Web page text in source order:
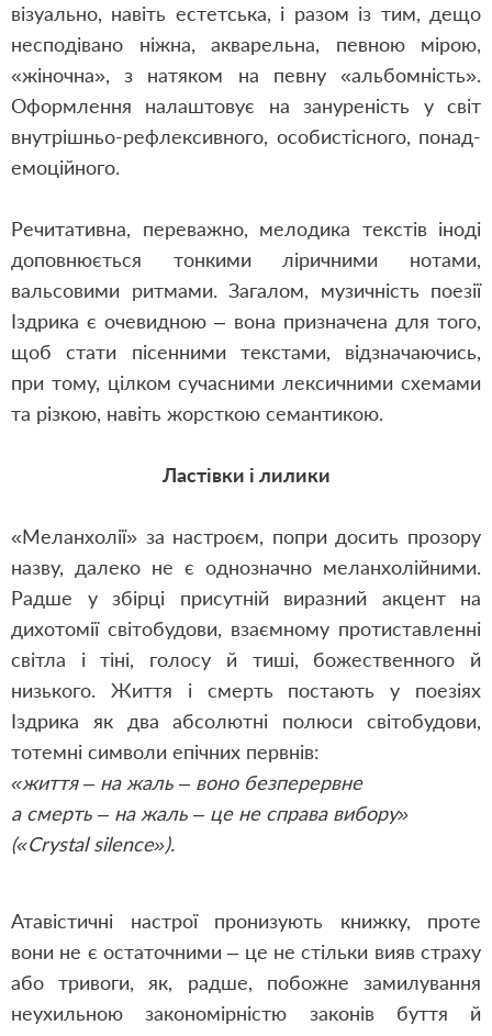
візуально, навіть естетська, і разом із тим, дещо
несподівано ніжна, акварельна, певною мірою,
«жіночна», з натяком на певну «альбомність».
Оформлення налаштовує на зануреність у світ
внутрішньо-рефлексивного, особистісного, понад-
емоційного.
Речитативна, переважно, мелодика текстів іноді
доповнюється тонкими ліричними нотами,
вальсовими ритмами. Загалом, музичність поезії
Іздрика є очевидною – вона призначена для того,
щоб стати пісенними текстами, відзначаючись,
при тому, цілком сучасними лексичними схемами
та різкою, навіть жорсткою семантикою.
Ластівки і лилики
«Меланхолії» за настроєм, попри досить прозору
назву, далеко не є однозначно меланхолійними.
Радше у збірці присутній виразний акцент на
дихотомії світобудови, взаємному протиставленні
світла і тіні, голосу й тиші, божественного й
низького. Життя і смерть постають у поезіях
Іздрика як два абсолютні полюси світобудови,
тотемні символи епічних первнів:
«життя – на жаль – воно безперервне
а смерть – на жаль – це не справа вибору»
(«Crystal silence»).
Атавістичні настрої пронизують книжку, проте
вони не є остаточними – це не стільки вияв страху
або тривоги, як, радше, побожне замилування
неухильною закономірністю законів буття й